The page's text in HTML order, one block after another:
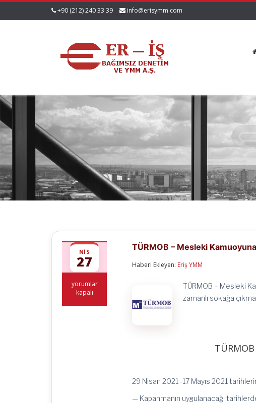
+90 (212) 240 33 39 info@erisymm.com
NIS
27
TÜRMOB
yorumlar
kapalı
TÜRMOB – Mesleki
Haberi Ekleyen: Eriş YMM
TÜRMOB – Mesleki
zamanlı sokağa
29 Nisan 2021 -17 Mayıs 2021
— Kapanmanın uygulanacağı